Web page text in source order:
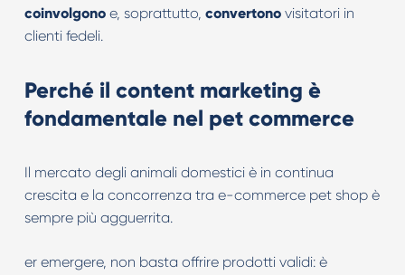
coinvolgonoe, soprattutto, convertonovisitatori in
clienti fedeli.
Perché il content marketing è
fondamentale nel pet commerce
Il mercato degli animali domestici è in continua
crescita e la concorrenza tra e-commerce pet shop è
sempre più agguerrita.
er emergere, non basta offrire prodotti validi: è